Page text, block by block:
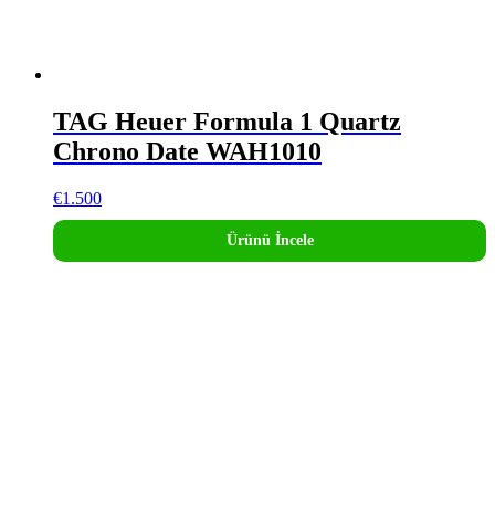
TAG Heuer Formula 1 Quartz
Chrono Date WAH1010
€1.500
Ürünü İncele